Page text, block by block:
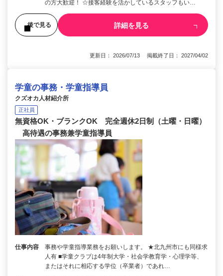
の方大歓迎！ ☆接客経験を活かしているスタッフもい…
後で見る 詳細を見る
更新日： 2026/07/13 掲載終了日： 2027/04/02
学童の事務・学童指導員
クズオカ人材紹介所
正社員
無資格OK・ブランクOK 完全週休2日制（土曜・日曜）
高待遇の事務兼学童指導員
仕事内容
事務や学童指導業務をお願いします。 ★北九州市にも同様求
人有 ■学童クラブは4年制大学・社会学教育学・心理学等、
またはそれに相応する学位（卒業者）であれ…